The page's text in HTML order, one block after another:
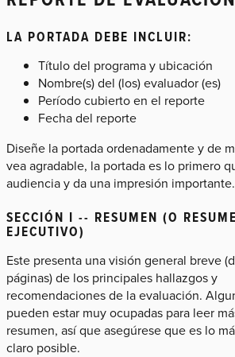
LA PORTADA DEBE INCLUIR:
Título del programa y ubicación
Nombre(s) del (los) evaluador (es)
Período cubierto en el reporte
Fecha del reporte
Diseñe la portada ordenadamente y de
vea agradable, la portada es lo primero
audiencia y da una impresión importante.
SECCIÓN I -- RESUMEN (O
EJECUTIVO)
Este presenta una visión general breve
páginas) de los principales hallazgos y
recomendaciones de la evaluación.
pueden estar muy ocupadas para leer
resumen, así que asegúrese que es lo
claro posible.